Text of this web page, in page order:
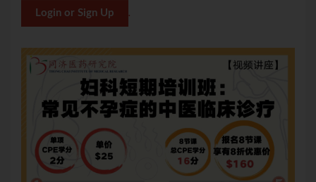
Login or Sign Up .